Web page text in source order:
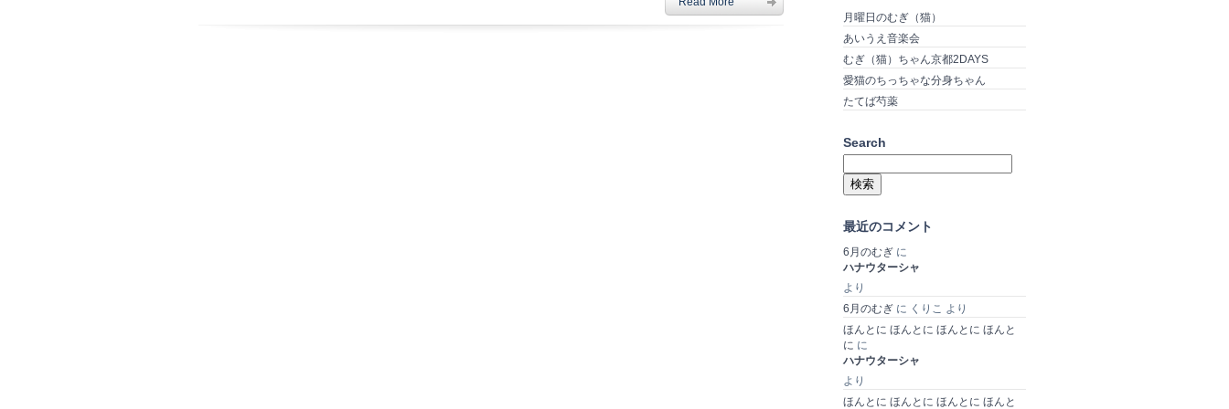
月曜日のむぎ（猫）
あいうえ音楽会
むぎ（猫）ちゃん京都2DAYS
愛猫のちっちゃな分身ちゃん
たてば芍薬
Search
索:
最近のコメント
6月のむぎ に
ハナウターシャ
より
6月のむぎ に くりこ より
ほんとに ほんとに ほんとに ほんと
に に
ハナウターシャ
より
ほんとに ほんとに ほんとに ほんと